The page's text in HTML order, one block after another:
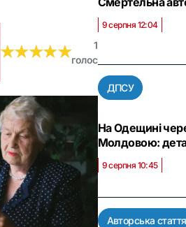
★★★★★
★★★★★
1
голос
9 серпня 12:04
ДПСУ
На Одещині
Молдовою:
9 серпня 10:45
Авторська стаття